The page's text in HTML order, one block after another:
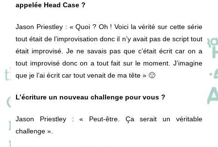
appelée Head Case ?
Jason Priestley : « Quoi ? Oh ! Voici la vérité sur cette série
tout était de l’improvisation donc il n’y avait pas de script tout
était improvisé. Je ne savais pas que c’était écrit car on a
tout improvisé donc on a tout fait sur le moment. J’imagine
que je l’ai écrit car tout venait de ma tête » 🙂
L’écriture un nouveau challenge pour vous ?
Jason Priestley : « Peut-être. Ça serait un véritable
challenge ».